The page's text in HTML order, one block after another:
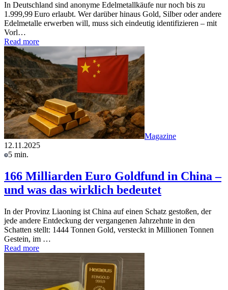
In Deutschland sind anonyme Edelmetallkäufe nur noch bis zu
1.999,99 Euro erlaubt. Wer darüber hinaus Gold, Silber oder andere
Edelmetalle erwerben will, muss sich eindeutig identifizieren – mit
Vorl…
Read more
Magazine
12.11.2025
5 min.
166 Milliarden Euro Goldfund in China –
und was das wirklich bedeutet
In der Provinz Liaoning ist China auf einen Schatz gestoßen, der
jede andere Entdeckung der vergangenen Jahrzehnte in den
Schatten stellt: 1444 Tonnen Gold, versteckt in Millionen Tonnen
Gestein, im …
Read more